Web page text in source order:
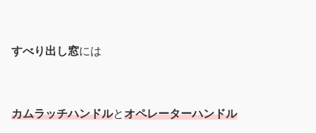
すべり出し窓には
カムラッチハンドルとオペレーターハンドル